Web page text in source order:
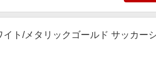
ト/メタリックゴールド サッカー